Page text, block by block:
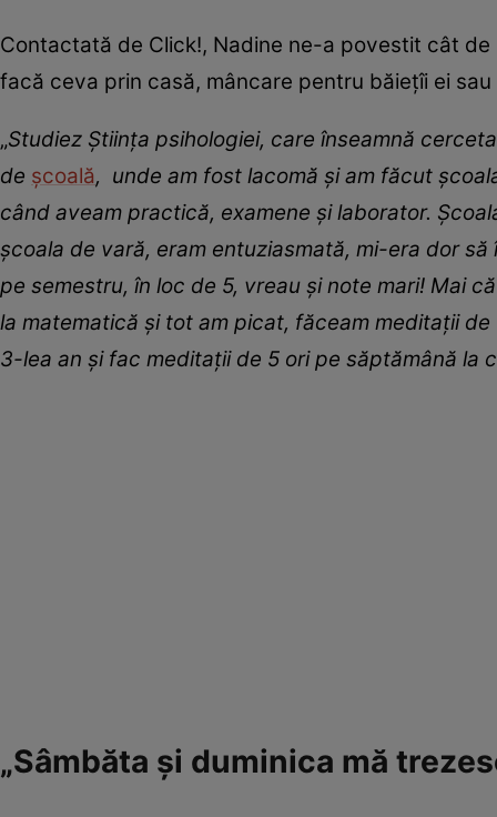
Contactată de Click!, Nadine ne-a povestit cât
facă ceva prin casă, mâncare pentru băiețîi ei
„Studiez Știința psihologiei, care înseamnă
de școală, unde am fost lacomă și am făcut școal
când aveam practică, examene și laborator. Școal
școala de vară, eram entuziasmată, mi-era dor să
pe semestru, în loc de 5, vreau și note mari! Mai
la matematică și tot am picat, făceam meditații de
3-lea an și fac meditații de 5 ori pe săptămână la
„Sâmbăta și duminica mă